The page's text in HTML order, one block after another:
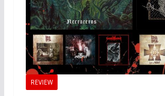
REVIEW